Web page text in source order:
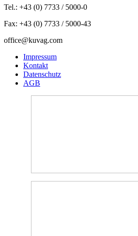
Tel.: +43 (0) 7733 / 5000-0
Fax: +43 (0) 7733 / 5000-43
office@kuvag.com
Impressum
Kontakt
Datenschutz
AGB